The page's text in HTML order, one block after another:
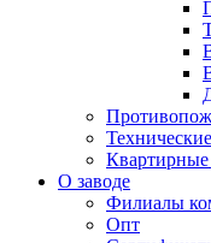
Квартирные
О заводе
Филиалы
Опт